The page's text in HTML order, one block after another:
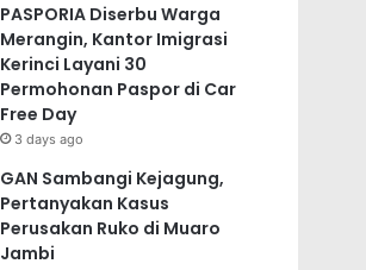
PASPORIA Diserbu Warga
Merangin, Kantor Imigrasi
Kerinci Layani 30
Permohonan Paspor di Car
Free Day
3 days ago
GAN Sambangi Kejagung,
Pertanyakan Kasus
Perusakan Ruko di Muaro
Jambi